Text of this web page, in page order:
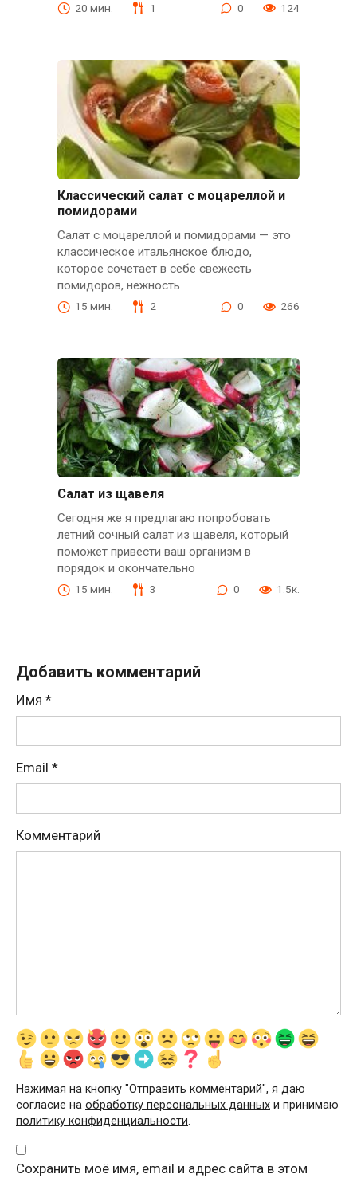
20 мин. 1 0 124
Классический салат с моцареллой и
помидорами
Салат с моцареллой и помидорами — это
классическое итальянское блюдо,
которое сочетает в себе свежесть
помидоров, нежность
15 мин. 2 0 266
Салат из щавеля
Сегодня же я предлагаю попробовать
летний сочный салат из щавеля, который
поможет привести ваш организм в
порядок и окончательно
15 мин. 3 0 1.5к.
Добавить комментарий
Имя *
Email *
Комментарий
Нажимая на кнопку "Отправить комментарий", я даю
согласие на обработку персональных данных и принимаю
политику конфиденциальности.
Сохранить моё имя, email и адрес сайта в этом